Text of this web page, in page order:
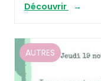
Découvrir
AUTRES